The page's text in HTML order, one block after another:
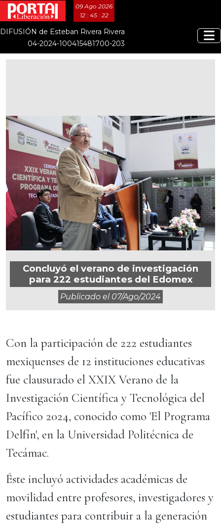
09 Ago 2026
12 : 45 : 23
DIFUSIÓN de Esteban Rivera Rivera
04-2024-100415481700-203
Concluyó el verano de investigación
para 222 estudiantes del Edomex
Publicado el 07/ago/2024
Con la participación de 222 estudiantes
mexiquenses de 12 instituciones educativas
fue clausurado el XXIX Verano de la
Investigación Científica y Tecnológica del
Pacífico 2024, conocido como 'El Programa
Delfín', en la Universidad Politécnica de
Tecámac.
Éste incluyó actividades académicas de
movilidad entre profesores, investigadores y
estudiantes para contribuir a la generación